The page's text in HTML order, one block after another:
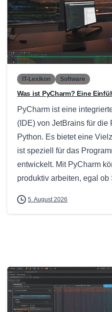
IT-Lexikon Software
Was ist PyCharm? Eine
PyCharm ist eine
(IDE) von JetBrains für die
Python. Es bietet eine
ist speziell für das
entwickelt. Mit PyCharm
produktiv arbeiten, egal ob
5. August 2026